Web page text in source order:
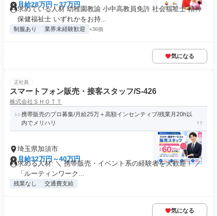
月給28万円～37万円
求めている人材 幼稚園教諭 小中高教員免許 社会福祉士 精神
保健福祉士 いずれかをお持...
制服あり 業界未経験歓迎 +36個
気になる
正社員
スマートフォン販売・接客スタッフ/S-426
株式会社ＳＨＯＴＴ
携帯販売のプロ募集/月給25万＋高額インセンティブ/残業月20h以
内でメリハリ
埼玉県加須市
月給32万円～40万円
求める人材: ＼ 携帯販売・イベント系の経験者を大歓迎！ ／
「ルーティンワーク...
残業なし 交通費支給
気になる